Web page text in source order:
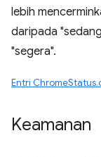
lebih
daripada
"segera".
Entri
Keamanan